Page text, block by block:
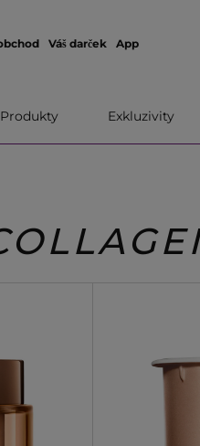
Váš darček App
Exkluzivity